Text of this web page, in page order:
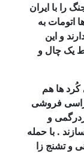
را با ایران
اتومات به
و این
یک چال و
کُرد ها هم
فروشی
و
. با حمله
و تشنج زا